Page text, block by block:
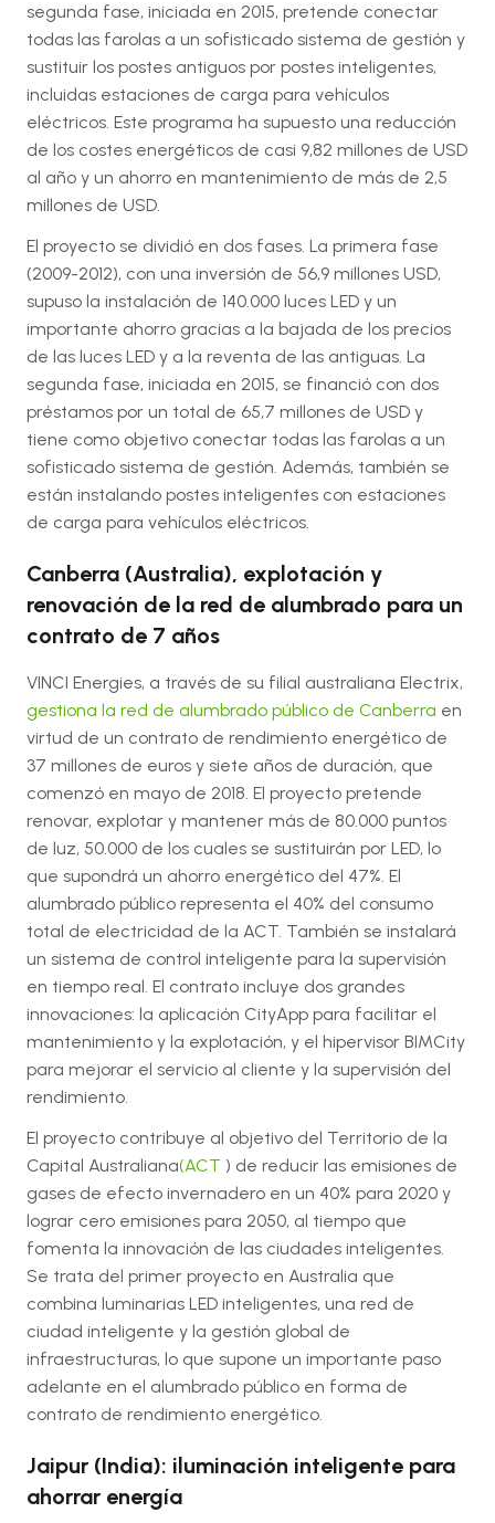
segunda fase, iniciada en 2015, pretende conectar
todas las farolas a un sofisticado sistema de gestión y
sustituir los postes antiguos por postes inteligentes,
incluidas estaciones de carga para vehículos
eléctricos. Este programa ha supuesto una reducción
de los costes energéticos de casi 9,82 millones de USD
al año y un ahorro en mantenimiento de más de 2,5
millones de USD.
El proyecto se dividió en dos fases. La primera fase
(2009-2012), con una inversión de 56,9 millones USD,
supuso la instalación de 140.000 luces LED y un
importante ahorro gracias a la bajada de los precios
de las luces LED y a la reventa de las antiguas. La
segunda fase, iniciada en 2015, se financió con dos
préstamos por un total de 65,7 millones de USD y
tiene como objetivo conectar todas las farolas a un
sofisticado sistema de gestión. Además, también se
están instalando postes inteligentes con estaciones
de carga para vehículos eléctricos.
Canberra (Australia), explotación y
renovación de la red de alumbrado para un
contrato de 7 años
VINCI Energies, a través de su filial australiana Electrix,
gestiona la red de alumbrado público de Canberra en
virtud de un contrato de rendimiento energético de
37 millones de euros y siete años de duración, que
comenzó en mayo de 2018. El proyecto pretende
renovar, explotar y mantener más de 80.000 puntos
de luz, 50.000 de los cuales se sustituirán por LED, lo
que supondrá un ahorro energético del 47%. El
alumbrado público representa el 40% del consumo
total de electricidad de la ACT. También se instalará
un sistema de control inteligente para la supervisión
en tiempo real. El contrato incluye dos grandes
innovaciones: la aplicación CityApp para facilitar el
mantenimiento y la explotación, y el hipervisor BIMCity
para mejorar el servicio al cliente y la supervisión del
rendimiento.
El proyecto contribuye al objetivo del Territorio de la
Capital Australiana(ACT ) de reducir las emisiones de
gases de efecto invernadero en un 40% para 2020 y
lograr cero emisiones para 2050, al tiempo que
fomenta la innovación de las ciudades inteligentes.
Se trata del primer proyecto en Australia que
combina luminarias LED inteligentes, una red de
ciudad inteligente y la gestión global de
infraestructuras, lo que supone un importante paso
adelante en el alumbrado público en forma de
contrato de rendimiento energético.
Jaipur (India): iluminación inteligente para
ahorrar energía